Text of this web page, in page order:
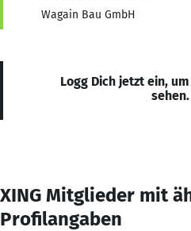
Wagain Bau GmbH
Logg Dich jetzt ein,
sehen.
XING Mitglieder mit
Profilangaben